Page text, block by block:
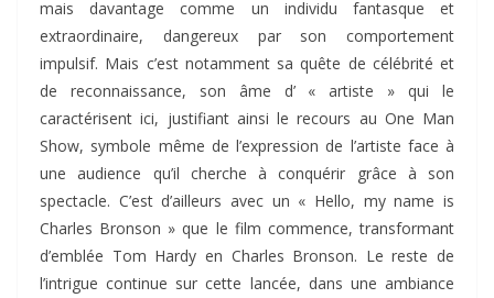
mais davantage comme un individu fantasque et
extraordinaire, dangereux par son comportement
impulsif. Mais c’est notamment sa quête de célébrité et
de reconnaissance, son âme d’ « artiste » qui le
caractérisent ici, justifiant ainsi le recours au One Man
Show, symbole même de l’expression de l’artiste face à
une audience qu’il cherche à conquérir grâce à son
spectacle. C’est d’ailleurs avec un « Hello, my name is
Charles Bronson » que le film commence, transformant
d’emblée Tom Hardy en Charles Bronson. Le reste de
l’intrigue continue sur cette lancée, dans une ambiance